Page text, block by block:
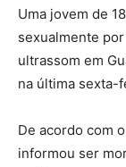
Uma jovem de
sexualmente
ultrassom em
na última sexta-
De acordo com
informou ser